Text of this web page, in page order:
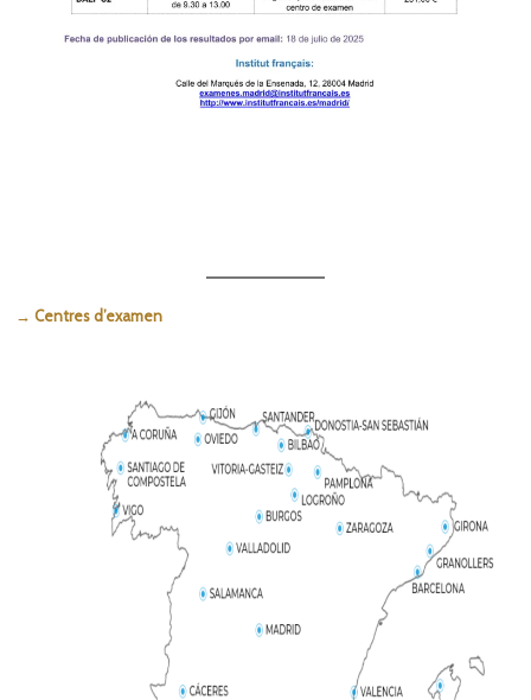
→ Centres d’examen